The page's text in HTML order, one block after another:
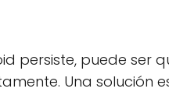
persiste, puede ser
Una solución